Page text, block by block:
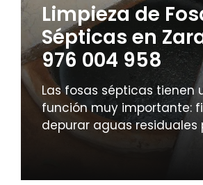
Limpieza de
Sépticas en
976 004 958
Las fosas sépticas tienen
función muy importante:
depurar aguas residuales